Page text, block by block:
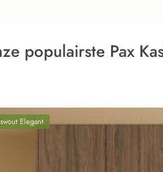
populairste Pax
Elegant